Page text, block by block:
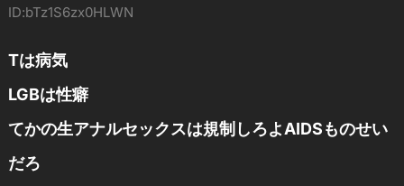
ID:bTz1S6zx0HLWN
Tは病気
LGBは性癖
てかの生アナルセックスは規制しろよAIDSものせい
だろ